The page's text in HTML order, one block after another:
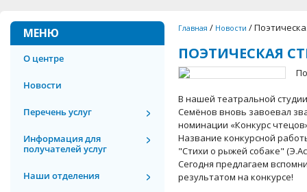
МЕНЮ
О центре
Новости
Перечень услуг
Информация для
получателей услуг
Наши отделения
Главная / Новости /
ПОЭТИЧЕСКАЯ
В нашей театральной
Семёнов вновь завоевал
номинации «Конкурс
Название конкурсной
"Стихи о рыжей собаке"
Сегодня предлагаем
результатом на конкурсе!